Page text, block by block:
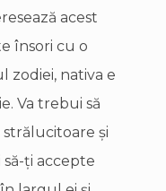
acest
însori cu o
zodiei, nativa e
Va trebui să
şi
să-ţi accepte